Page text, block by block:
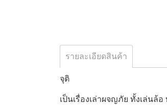
รายละเอียดสินค้า
จุติ
เป็นเรื่องเล่าผจญภัย ทั้งเล่น